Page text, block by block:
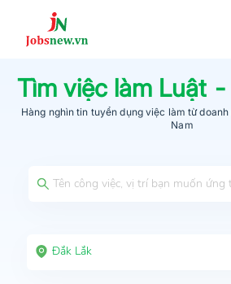
Tìm việc làm Luật -
Hàng nghìn tin tuyển dụng việc làm từdoanh
Nam
Đắk Lắk